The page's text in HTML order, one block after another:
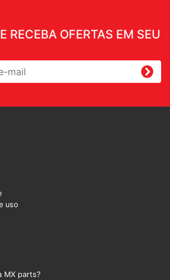
RECEBA OFERTAS EM SEU
uso
MX parts?